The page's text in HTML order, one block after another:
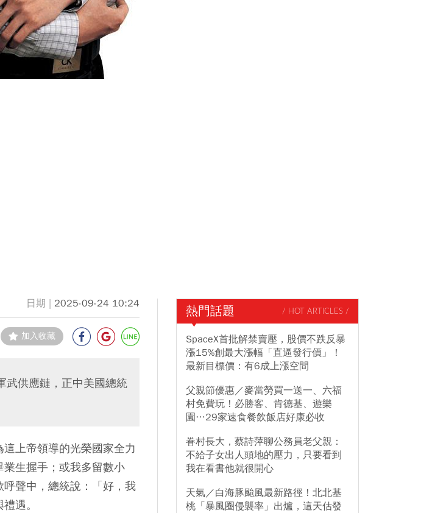
2025-09-24 10:24
加入收藏
武供應鏈，正中美國總統
上帝領導的光榮國家全力
生握手；或我多留數小
聲中，總統說：「好，我
遇。
熱門話題 / HOT ARTICLES /
SpaceX首批解禁賣壓，股價不跌反暴
漲15%創最大漲幅「直逼發行價」！
最新目標價：有6成上漲空間
父親節優惠／麥當勞買一送一、六福
村免費玩！必勝客、肯德基、遊樂
園…29家速食餐飲飯店好康必收
眷村長大，蔡詩萍聊公務員老父親：
不給子女出人頭地的壓力，只要看到
我在看書他就很開心
天氣／白海豚颱風最新路徑！北北基
桃「暴風圈侵襲率」出爐，這天估發